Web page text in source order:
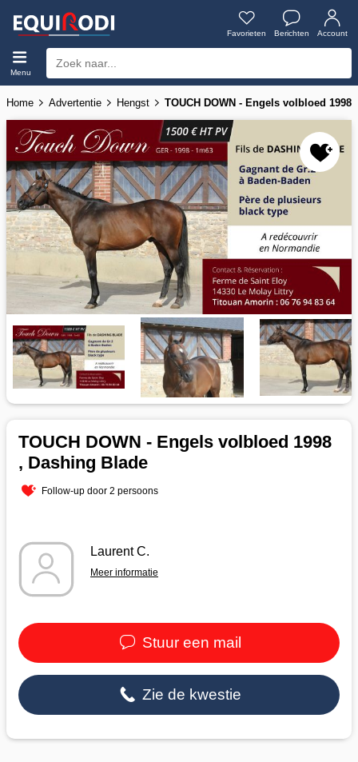
Favorieten Berichten Account
Menu
Home Advertentie Hengst TOUCH DOWN - Engels volbloed 1998
TOUCH DOWN - Engels volbloed 1998
, Dashing Blade
Follow-up door 2 persoons
Laurent C.
Meer informatie
Stuur een mail
Zie de kwestie